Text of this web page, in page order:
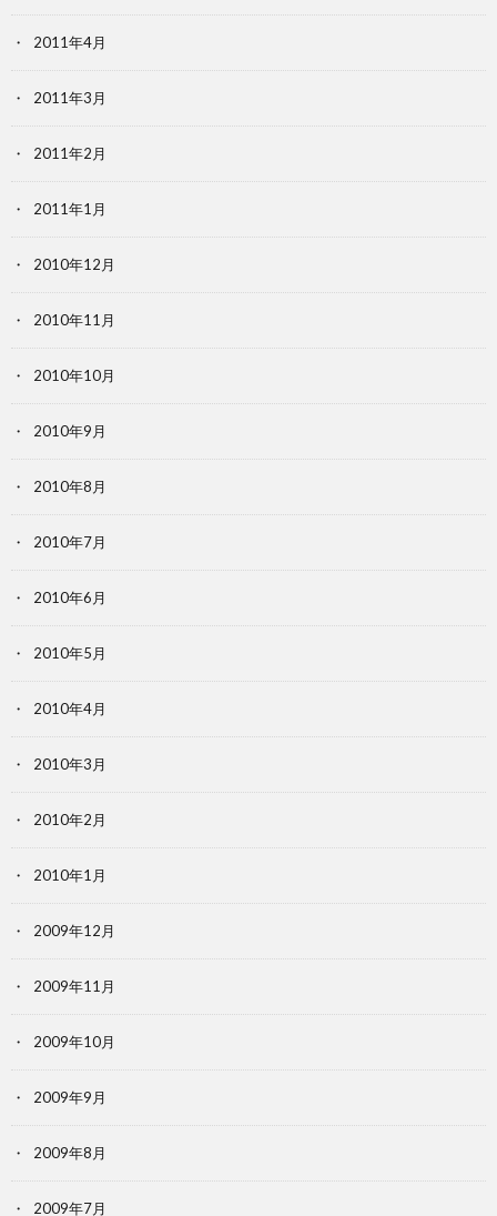
2011年4月
2011年3月
2011年2月
2011年1月
2010年12月
2010年11月
2010年10月
2010年9月
2010年8月
2010年7月
2010年6月
2010年5月
2010年4月
2010年3月
2010年2月
2010年1月
2009年12月
2009年11月
2009年10月
2009年9月
2009年8月
2009年7月